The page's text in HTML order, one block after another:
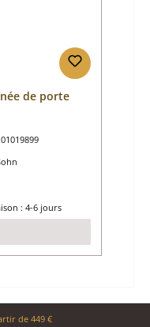
de porte
01019899
:
: 4-6 jours
de 449 €